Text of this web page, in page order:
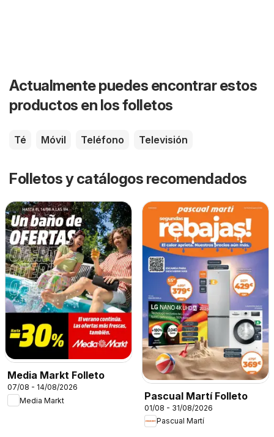
Actualmente puedes encontrar estos
productos en los folletos
Té Móvil Teléfono Televisión
Folletos y catálogos recomendados
Media Markt Folleto
07/08 - 14/08/2026
Media Markt
Pascual Martí Folleto
01/08 - 31/08/2026
Pascual Martí